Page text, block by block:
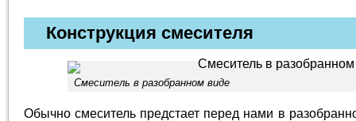
Конструкция смесителя
Смеситель в разобранном виде
Обычно смеситель предстает перед нами в